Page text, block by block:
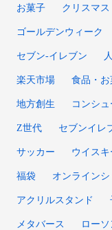
お菓子 クリスマス
ゴールデンウィーク
セブン‐イレブン
楽天市場 食品・お
地方創生 コンシ
Z世代 セブンイレ
サッカー ウイスキ
福袋 オンライン
アクリルスタンド
メタバース ローソ